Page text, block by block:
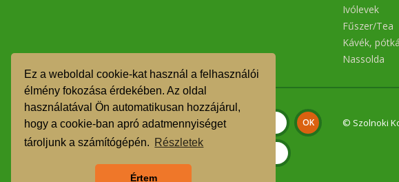
Ez a weboldal cookie-kat használ a felhasználói
élmény fokozása érdekében. Az oldal
használatával Ön automatikusan hozzájárul,
hogy a cookie-ban apró adatmennyiséget
tároljunk a számítógépén. Részletek
Értem
Ivólevek
Fűszer/Tea
Kávék,
Nassolda
Szeretnék feliratkozni a hírlevélre.
© Szolnoki